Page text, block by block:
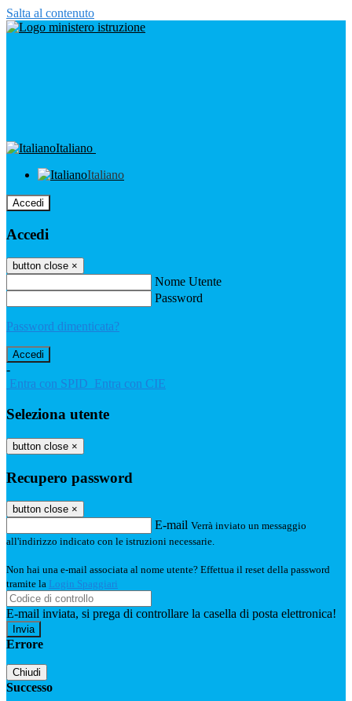
Salta al contenuto
Italiano
Italiano
Accedi
Accedi
button close ×
Nome Utente
Password
Password dimenticata?
-
Entra con SPID Entra con CIE
Seleziona utente
button close ×
Recupero password
button close ×
E-mail Verrà inviato un messaggio
all'indirizzo indicato con le istruzioni necessarie.
Non hai una e-mail associata al nome utente? Effettua il reset della password
tramite la Login Spaggiari
E-mail inviata, si prega di controllare la casella di posta elettronica!
Errore
Chiudi
Successo